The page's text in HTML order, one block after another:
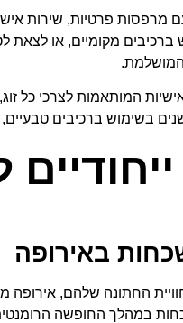
פרטיות, שירות
מקומיים, או לצאת
המותאמות לצרכי כל זוג,
בשימוש ברכיבים טבעיים,
באירופה
החתונה שלהם, אירופה
במהלך החופשה